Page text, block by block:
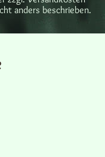
anders beschrieben.